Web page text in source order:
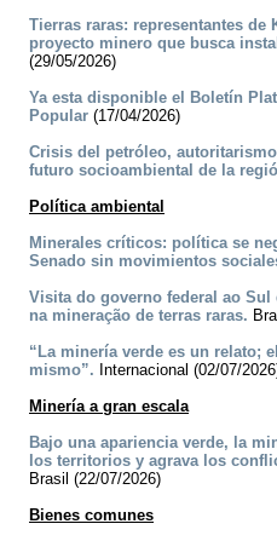
Tierras raras: representantes de
proyecto minero que busca
(29/05/2026)
Ya esta disponible el Boletín
Popular (17/04/2026)
Crisis del petróleo,
futuro socioambiental de la
Política ambiental
Minerales críticos: política se
Senado sin movimientos
Visita do governo federal ao
na mineração de terras raras.
“La minería verde es un relato;
mismo”. Internacional (02/07/
Minería a gran escala
Bajo una apariencia verde, la
los territorios y agrava los
Brasil (22/07/2026)
Bienes comunes